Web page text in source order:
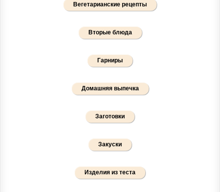
Вегетарианские рецепты
Вторые блюда
Гарниры
Домашняя выпечка
Заготовки
Закуски
Изделия из теста